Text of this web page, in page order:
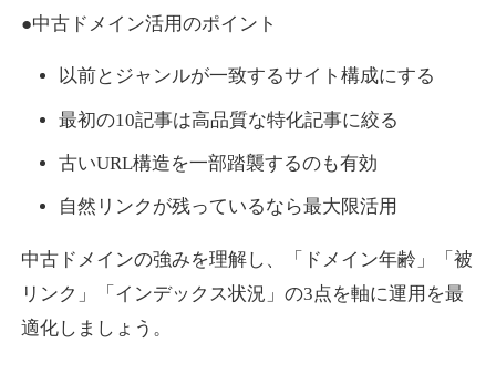
●中古ドメイン活用のポイント
以前とジャンルが一致するサイト構成にする
最初の10記事は高品質な特化記事に絞る
古いURL構造を一部踏襲するのも有効
自然リンクが残っているなら最大限活用
中古ドメインの強みを理解し、「ドメイン年齢」「被
リンク」「インデックス状況」の3点を軸に運用を最
適化しましょう。